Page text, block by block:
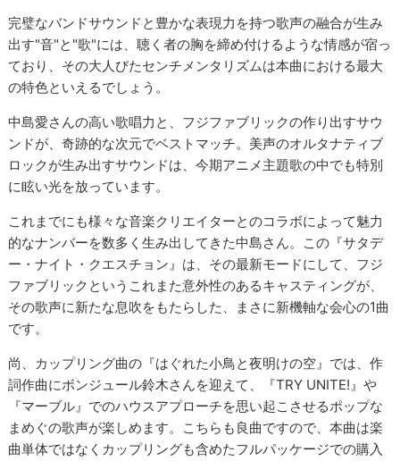
完璧なバンドサウンドと豊かな表現力を持つ歌声の融合が生み
出す"音"と"歌"には、聴く者の胸を締め付けるような情感が宿っ
ており、その大人びたセンチメンタリズムは本曲における最大
の特色といえるでしょう。
中島愛さんの高い歌唱力と、フジファブリックの作り出すサウ
ンドが、奇跡的な次元でベストマッチ。美声のオルタナティブ
ロックが生み出すサウンドは、今期アニメ主題歌の中でも特別
に眩い光を放っています。
これまでにも様々な音楽クリエイターとのコラボによって魅力
的なナンバーを数多く生み出してきた中島さん。この『サタデ
ー・ナイト・クエスチョン』は、その最新モードにして、フジ
ファブリックというこれまた意外性のあるキャスティングが、
その歌声に新たな息吹をもたらした、まさに新機軸な会心の1曲
です。
尚、カップリング曲の『はぐれた小鳥と夜明けの空』では、作
詞作曲にボンジュール鈴木さんを迎えて、『TRY UNITE!』や
『マーブル』でのハウスアプローチを思い起こさせるポップな
まめぐの歌声が楽しめます。こちらも良曲ですので、本曲は楽
曲単体ではなくカップリングも含めたフルパッケージでの購入